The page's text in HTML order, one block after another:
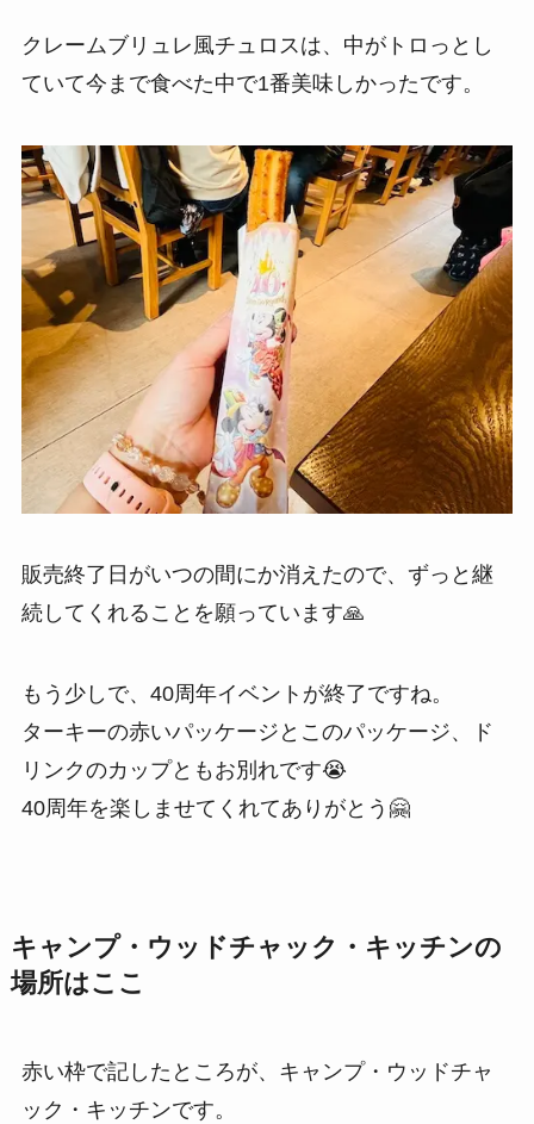
クレームブリュレ風チュロスは、中がトロっとし
ていて今まで食べた中で1番美味しかったです。
販売終了日がいつの間にか消えたので、ずっと継
続してくれることを願っています🙏
もう少しで、40周年イベントが終了ですね。
ターキーの赤いパッケージとこのパッケージ、ド
リンクのカップともお別れです😭
40周年を楽しませてくれてありがとう🤗
キャンプ・ウッドチャック・キッチンの
場所はここ
赤い枠で記したところが、キャンプ・ウッドチャ
ック・キッチンです。